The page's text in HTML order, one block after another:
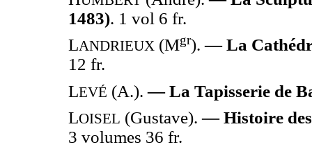
1483). 1 vol 6 fr.
LANDRIEUX (Mgr).— La
12 fr.
LEVÉ (A.). — La Tapisserie de
LOISEL (Gustave). — Histoire
3 volumes 36 fr.